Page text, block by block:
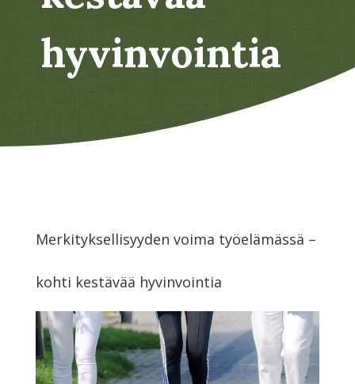
hyvinvointia
Merkityksellisyyden voima työelämässä –
kohti kestävää hyvinvointia